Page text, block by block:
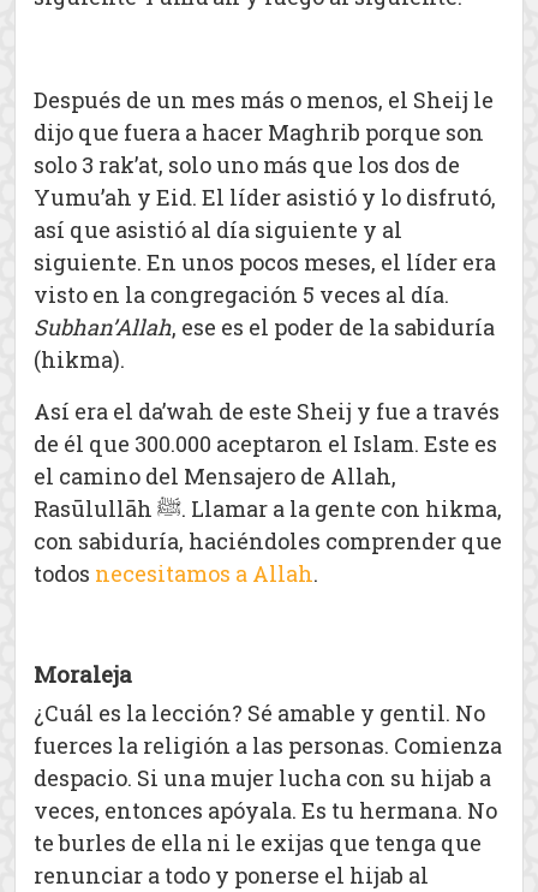
Después de un mes más o menos, el Sheij le
dijo que fuera a hacer Maghrib porque son
solo 3 rak’at, solo uno más que los dos de
Yumu’ah y Eid. El líder asistió y lo disfrutó,
así que asistió al día siguiente y al
siguiente. En unos pocos meses, el líder era
visto en la congregación 5 veces al día.
Subhan’Allah, ese es el poder de la sabiduría
(hikma).
Así era el da’wah de este Sheij y fue a través
de él que 300.000 aceptaron el Islam. Este es
el camino del Mensajero de Allah,
Rasūlullāh ﷺ. Llamar a la gente con hikma,
con sabiduría, haciéndoles comprender que
todos necesitamos a Allah.
Moraleja
¿Cuál es la lección? Sé amable y gentil. No
fuerces la religión a las personas. Comienza
despacio. Si una mujer lucha con su hijab a
veces, entonces apóyala. Es tu hermana. No
te burles de ella ni le exijas que tenga que
renunciar a todo y ponerse el hijab al